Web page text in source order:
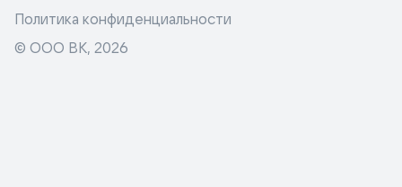
Политика конфиденциальности
© ООО ВК, 2026